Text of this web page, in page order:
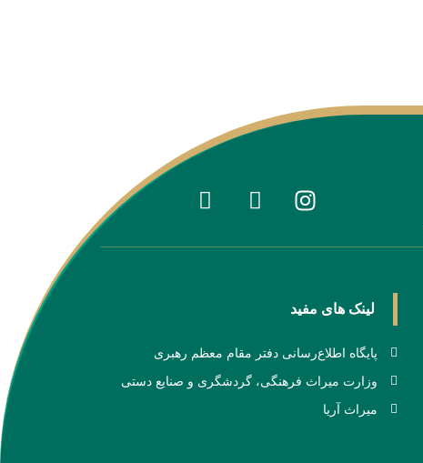
لینک های مفید
پايگاه اطلاع‌رسانی دفتر مقام معظم رهبری
وزارت میراث فرهنگی، گردشگری و صنایع دستی
میراث آریا